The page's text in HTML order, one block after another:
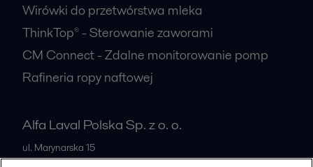
Wirówki do przetwórstwa mleka
ThinkTop® - Sterowanie zaworami
CM Connect - Zdalne monitorowanie pomp
Rafineria ropy naftowej
Alfa Laval Polska Sp. z o. o.
ul. Marynarska 15